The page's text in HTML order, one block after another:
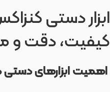
ابزار دستی
کیفیت، دقت و
اهمیت ابزارهای دستی